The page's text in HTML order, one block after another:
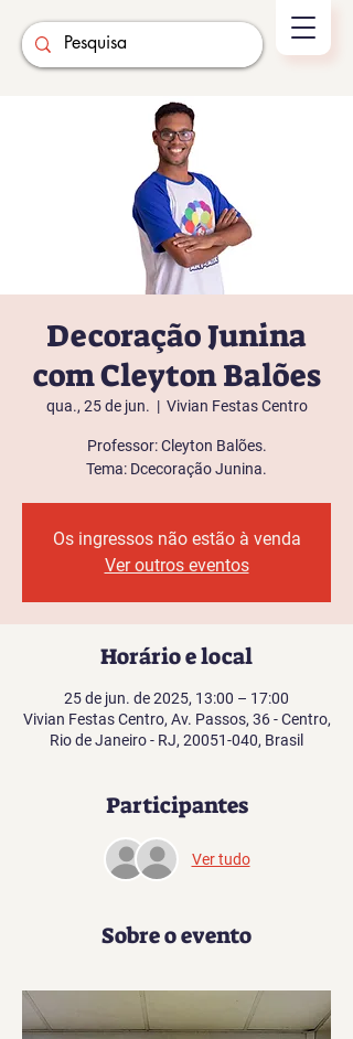
Decoração Junina
com Cleyton Balões
qua., 25 de jun.
  |
Vivian Festas Centro
Professor: Cleyton Balões.
Tema: Dcecoração Junina.
Os ingressos não estão à venda
Ver outros eventos
Horário e local
25 de jun. de 2025, 13:00 – 17:00
Vivian Festas Centro, Av. Passos, 36 - Centro,
Rio de Janeiro - RJ, 20051-040, Brasil
Participantes
Ver tudo
Sobre o evento